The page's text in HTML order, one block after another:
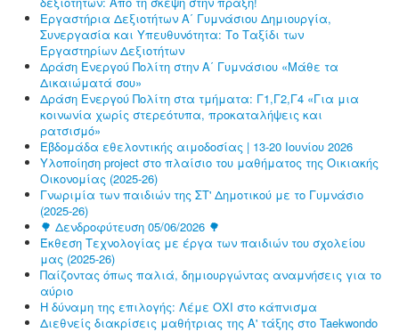
Εργαστήρια Δεξιοτήτων Α΄ Γυμνάσιου Δημιουργία,
Συνεργασία και Υπευθυνότητα: Το Ταξίδι των
Εργαστηρίων Δεξιοτήτων
Δράση Ενεργού Πολίτη στην Α΄ Γυμνάσιου «Μάθε τα
Δικαιώματά σου»
Δράση Ενεργού Πολίτη στα τμήματα: Γ1,Γ2,Γ4 «Για μια
κοινωνία χωρίς στερεότυπα, προκαταλήψεις και
ρατσισμό»
Εβδομάδα εθελοντικής αιμοδοσίας | 13-20 Ιουνίου 2026
Υλοποίηση project στο πλαίσιο του μαθήματος της Οικιακής
Οικονομίας (2025-26)
Γνωριμία των παιδιών της ΣΤ' Δημοτικού με το Γυμνάσιο
(2025-26)
🌳 Δενδροφύτευση 05/06/2026 🌳
Έκθεση Τεχνολογίας με έργα των παιδιών του σχολείου
μας (2025-26)
Παίζοντας όπως παλιά, δημιουργώντας αναμνήσεις για το
αύριο
Η δύναμη της επιλογής: Λέμε ΟΧΙ στο κάπνισμα
Διεθνείς διακρίσεις μαθήτριας της Α' τάξης στο Taekwondo